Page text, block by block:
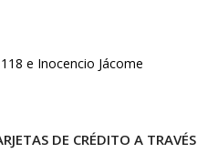
e Inocencio Jácome
DE CRÉDITO A TRAVÉS